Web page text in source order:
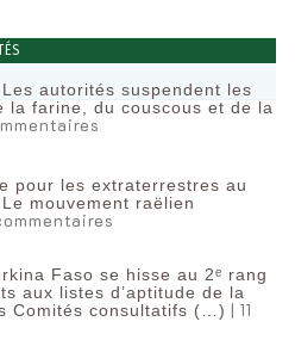
autorités suspendent les
la farine, du couscous et de la
pour les extraterrestres au
mouvement raëlien
Faso se hisse au 2ᵉ rang
aux listes d’aptitude de la
Comités consultatifs (…)
| 11